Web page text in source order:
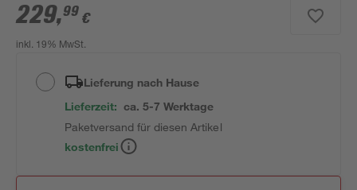
229,99 €
inkl. 19% MwSt.
Lieferung nach Hause
Lieferzeit: ca. 5-7 Werktage
Paketversand für diesen Artikel
kostenfrei